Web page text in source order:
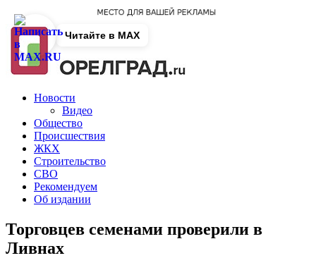
Новости
Видео
Общество
Происшествия
ЖКХ
Строительство
СВО
Рекомендуем
Об издании
Торговцев семенами проверили в
Ливнах
Читайте в MAX